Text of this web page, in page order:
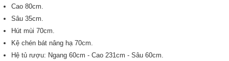
Cao 80cm.
Sâu 35cm.
Hút mùi 70cm.
Kệ chén bát nâng hạ 70cm.
Hệ tủ rượu: Ngang 60cm - Cao 231cm - Sâu 60cm.